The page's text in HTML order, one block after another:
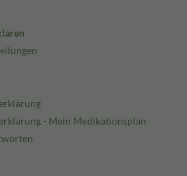
- Mein Medikationsplan